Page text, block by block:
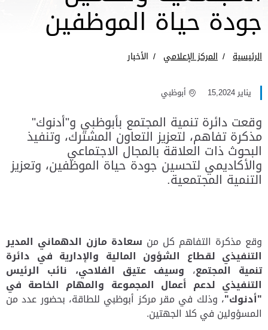
جودة حياة الموظفين
الرئيسية المركز الإعلامي الأخبار
يناير 15,2024 أبوظبي
وقعت دائرة تنمية المجتمع بأبوظبي و"أدنوك"
مذكرة تفاهم، لتعزيز التعاون المشترك، وتنفيذ
البحوث ذات العلاقة بالمجال الاجتماعي
والأكاديمي لتحسين جودة حياة الموظفين، وتعزيز
التنمية المجتمعية.
وقع مذكرة التفاهم كل من سعادة مازن الدهماني المدير
التنفيذي لقطاع الشؤون المالية والإدارية في دائرة
تنمية المجتمع، وسيف عتيق الفلاحي، نائب الرئيس
التنفيذي لدعم أعمال المجموعة والمهام الخاصة في
"أدنوك"، وذلك في مقر مركز أبوظبي للطاقة، بحضور عدد من
المسؤولين في كلا الجهتين.